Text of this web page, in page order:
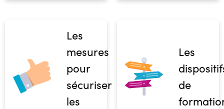
Les
mesures
pour
sécuriser
les
Les
de